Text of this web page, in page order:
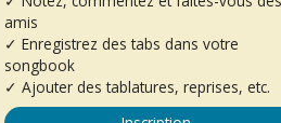
amis
✓ Enregistrez des tabs dans votre
songbook
✓ Ajouter des tablatures, reprises, etc.